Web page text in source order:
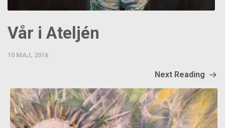
Vår i Ateljén
10 MAJ, 2016
Next Reading